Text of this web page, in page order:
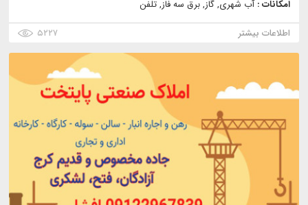
امکانات :آب شهری, گاز, برق سه فاز, تلفن
اطلاعات بیشتر
۵۲۲۷